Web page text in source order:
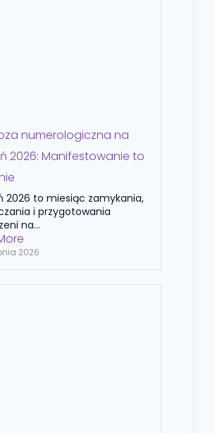
numerologiczna na
2026: Manifestowanie to
2026 to miesiąc zamykania,
i przygotowania
na...
2026